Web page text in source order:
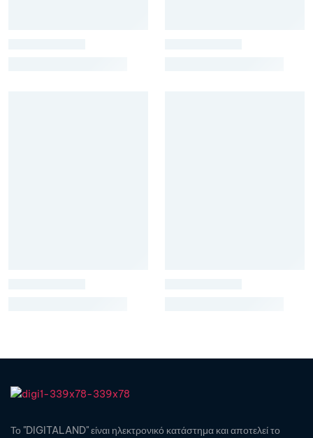
Το "DIGITALAND" είναι ηλεκτρονικό κατάστημα και αποτελεί το